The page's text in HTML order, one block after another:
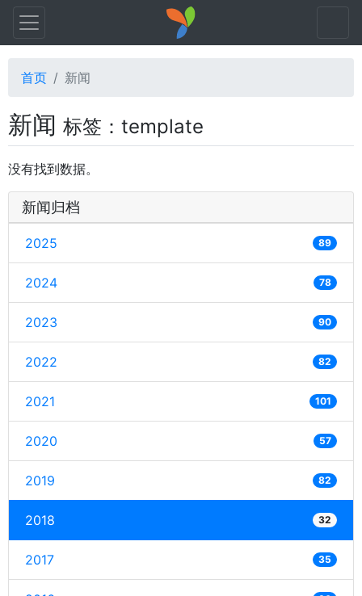
首页 新闻
新闻 标签：template
没有找到数据。
新闻归档
2025 89
2024 78
2023 90
2022 82
2021 101
2020 57
2019 82
2018 32
2017 35